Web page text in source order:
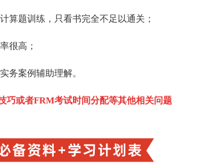
算题训练，只看书完全不足以通关；
很高；
务案例辅助理解。
巧或者FRM考试时间分配等其他相关问题